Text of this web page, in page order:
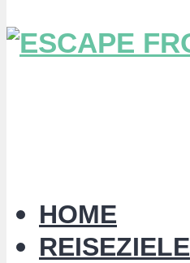
HOME
REISEZIELE